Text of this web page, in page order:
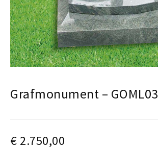
Grafmonument – GOML03
€ 2.750,00